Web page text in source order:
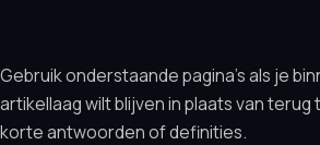
Gebruik onderstaande pagina’s als je
artikellaag wilt blijven in plaats van
korte antwoorden of definities.